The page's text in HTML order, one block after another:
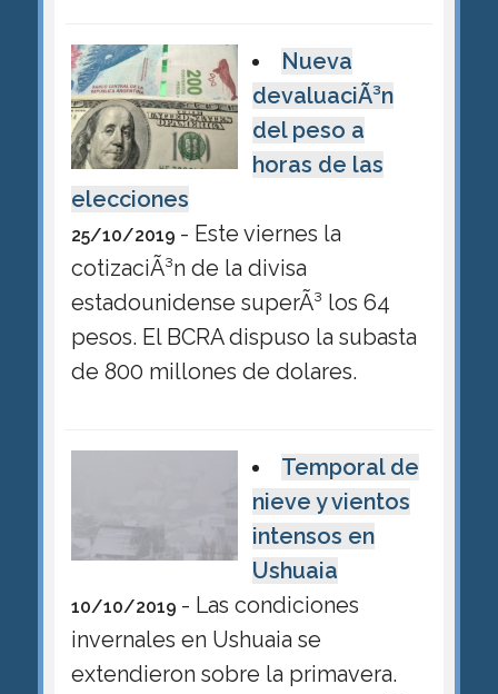
Nueva
devaluaciÃ³n
del peso a
horas de las
elecciones
25/10/2019 - Este viernes la
cotizaciÃ³n de la divisa
estadounidense superÃ³ los 64
pesos. El BCRA dispuso la subasta
de 800 millones de dolares.
Temporal de
nieve y vientos
intensos en
Ushuaia
10/10/2019 - Las condiciones
invernales en Ushuaia se
extendieron sobre la primavera.